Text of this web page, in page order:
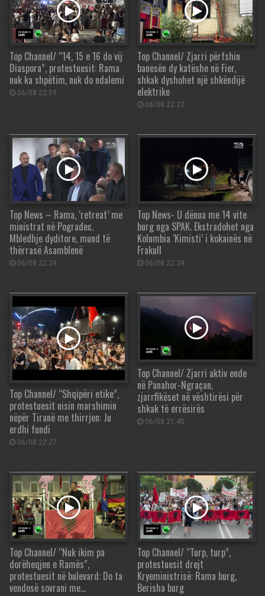
Top Channel/ “14, 15 e 16 do vij
Diaspora”, protestuesit: Rama
nuk ka shpëtim, nuk do ndalemi
06/08 22:59
Top Channel/ Zjarri përfshin
banesën dy katëshe në Fier,
shkak dyshohet një shkëndijë
elektrike
06/08 22:32
Top News – Rama, ‘retreat’ me
ministrat në Pogradec.
Mbledhje dyditore, mund të
thërrasë Asamblenë
06/08 22:29
Top News- U dënua me 14 vite
burg nga SPAK. Ekstradohet nga
Kolumbia ‘Kimisti’ i kokainës në
Frakull
06/08 22:29
Top Channel/ “Shqipëri etike”,
protestuesit nisin marshimin
nëpër Tiranë me thirrjen: Ju
erdhi fundi
06/08 22:27
Top Channel/ Zjarri aktiv ende
në Panahor-Ngraçan,
zjarrfikëset në vështirësi për
shkak të errësirës
06/08 21:45
Top Channel/ “Nuk ikim pa
dorëheqjen e Ramës”,
protestuesit në bulevard: Do ta
vendosë sovrani me…
Top Channel/ “Turp, turp”,
protestuesit drejt
Kryeministrisë: Rama burg,
Berisha burg